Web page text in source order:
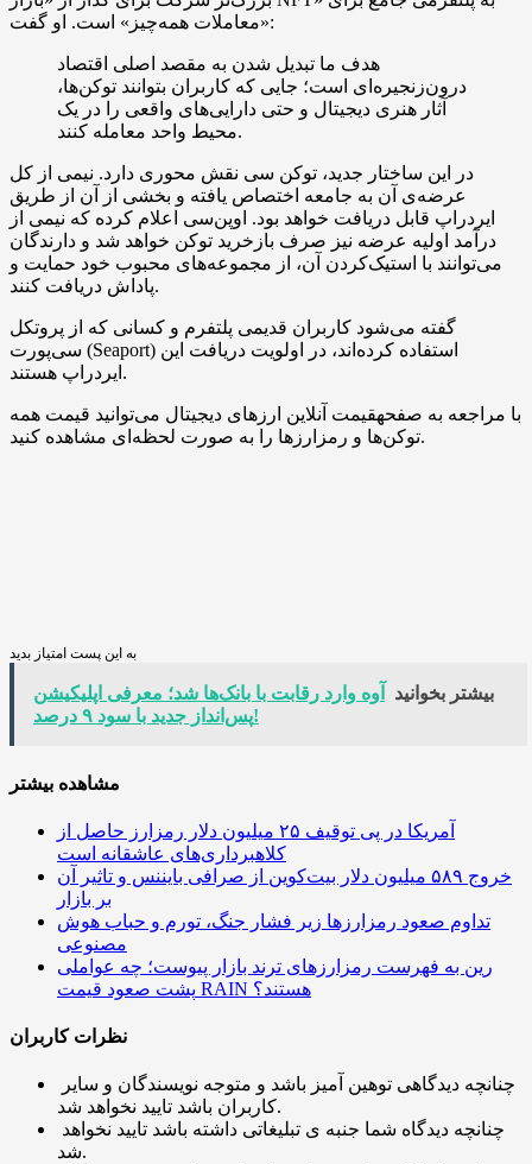
«معاملات همه‌چیز» است. او گفت:
هدف ما تبدیل شدن به مقصد اصلی اقتصاد
درون‌زنجیره‌ای است؛ جایی که کاربران بتوانند توکن‌ها،
آثار هنری دیجیتال و حتی دارایی‌های واقعی را در یک
محیط واحد معامله کنند.
در این ساختار جدید، توکن سی نقش محوری دارد. نیمی از کل
عرضه‌ی آن به جامعه اختصاص یافته و بخشی از آن از طریق
ایردراپ قابل دریافت خواهد بود. اوپن‌سی اعلام کرده که نیمی از
درآمد اولیه عرضه نیز صرف بازخرید توکن خواهد شد و دارندگان
می‌توانند با استیک‌کردن آن، از مجموعه‌های محبوب خود حمایت و
پاداش دریافت کنند.
گفته می‌شود کاربران قدیمی پلتفرم و کسانی که از پروتکل
سی‌پورت (Seaport) استفاده کرده‌اند، در اولویت دریافت این
ایردراپ هستند.
با مراجعه به صفحهقیمت آنلاین ارزهای دیجیتال می‌توانید قیمت همه
توکن‌ها و رمزارزها را به صورت لحظه‌ای مشاهده کنید.
به این پست امتیاز بدید
بیشتر بخوانید
آوه وارد رقابت با بانک‌ها شد؛ معرفی اپلیکیشن
پس‌انداز جدید با سود ۹ درصد!
مشاهده بیشتر
آمریکا در پی توقیف ۲۵ میلیون دلار رمزارز حاصل از
کلاهبرداری‌های عاشقانه است
خروج ۵۸۹ میلیون دلار بیت‌کوین از صرافی بایننس و تاثیر آن
بر بازار
تداوم صعود رمزارزها زیر فشار جنگ، تورم و حباب هوش
مصنوعی
رین به فهرست رمزارزهای ترند بازار پیوست؛ چه عواملی
پشت صعود قیمت RAIN هستند؟
نظرات کاربران
کاربران باشد تایید نخواهد شد.
شد.